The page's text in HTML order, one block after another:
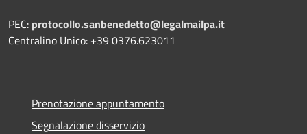
PEC: protocollo.sanbenedetto@legalmailpa.it
Centralino Unico: +39 0376.623011
Prenotazione appuntamento
Segnalazione disservizio